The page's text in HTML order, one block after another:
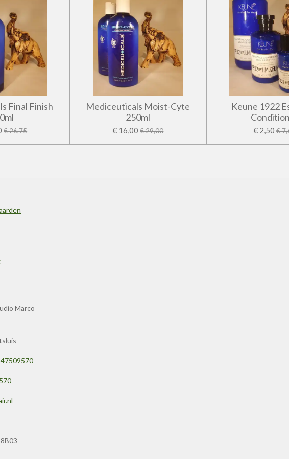
Final Finish
€ 26,75
Mediceuticals Moist-Cyte
250ml
€ 16,00 € 29,00
Keune 1922
€ 2,50 €
Marco